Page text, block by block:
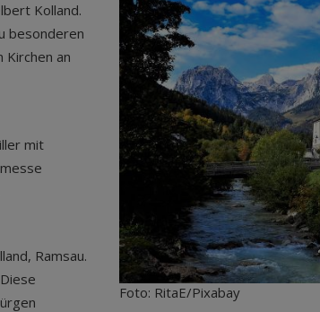
Kolland.
besonderen
Kirchen an
mit
Ramsau.
Foto: RitaE/Pixabay